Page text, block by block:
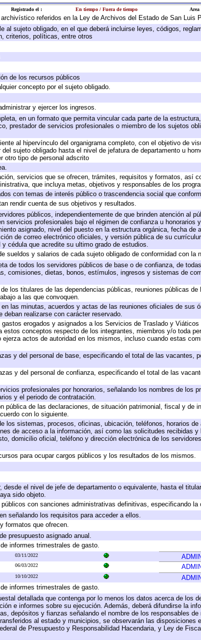
Registrado el : En tiempo / Fuera de tiempo Area
referidos en la Ley de Archivos del Estado de San Luis
al sujeto obligado, en el que deberá incluirse leyes, códigos,
criterios, políticas, entre otros
de los recursos públicos
concepto por el sujeto obligado.
y ejercer los ingresos.
en un formato que permita vincular cada parte de la
prestador de servicios profesionales o miembro de los sujetos
al hipervínculo del organigrama completo, con el objetivo de
sujeto obligado hasta el nivel de jefatura de departamento u
otro tipo de personal adscrito
servicios que se ofrecen, trámites, requisitos y formatos, así
que incluya metas, objetivos y responsables de los
con temas de interés público o trascendencia social que
rendir cuenta de sus objetivos y resultados.
públicos, independientemente de que brinden atención al
servicios profesionales bajo el régimen de confianza u honorarios
asignado, nivel del puesto en la estructura orgánica, fecha de
de correo electrónico oficiales, y versión pública de su
cédula que acredite su ultimo grado de estudios.
sueldos y salarios de cada sujeto obligado de conformidad con la
de todos los servidores públicos de base o de confianza, de
comisiones, dietas, bonos, estímulos, ingresos y sistemas de
los titulares de las dependencias públicas, reuniones públicas
a las que convoquen.
las minutas, acuerdos y actas de las reuniones oficiales de sus
deban realizarse con carácter reservado.
erogados y asignados a los Servicios de Traslado y
estos conceptos respecto de los integrantes, miembros y/o toda
actos de autoridad en los mismos, incluso cuando estas
y del personal de base, especificando el total de las vacantes,
y del personal de confianza, especificando el total de las
profesionales por honorarios, señalando los nombres de los
y el periodo de contratación.
pública de las declaraciones, de situación patrimonial, fiscal y de
con lo siguiente.
los sistemas, procesos, oficinas, ubicación, teléfonos, horarios
de acceso a la información, así como las solicitudes recibidas
domicilio oficial, teléfono y dirección electrónica de los
para ocupar cargos públicos y los resultados de los mismos.
desde el nivel de jefe de departamento o equivalente, hasta el
sido objeto.
con sanciones administrativas definitivas, especificando
señalando los requisitos para acceder a ellos.
formatos que ofrecen.
presupuesto asignado anual.
informes trimestrales de gasto.
03/11/2022
06/03/2022
10/10/2022
informes trimestrales de gasto.
detallada que contenga por lo menos los datos acerca de los
e informes sobre su ejecución. Además, deberá difundirse la
depósitos y fianzas señalando el nombre de los responsables
al estado y municipios, se observarán las disposiciones
de Presupuesto y Responsabilidad Hacendaria, y Ley de